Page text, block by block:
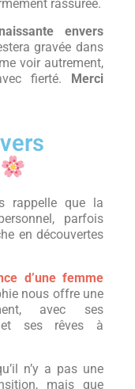
rassurée.
envers
gravée dans
voir autrement,
fierté. Merci
rappelle que la
parfois
en découvertes
d’une femme
nous offre une
avec ses
et ses rêves à
n’y a pas une
mais que